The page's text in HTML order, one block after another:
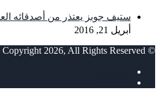
ستيف جوبز يعتذر من أصدقائه
أبريل 21, 2016
© Copyright 2026, All Rights Reserved